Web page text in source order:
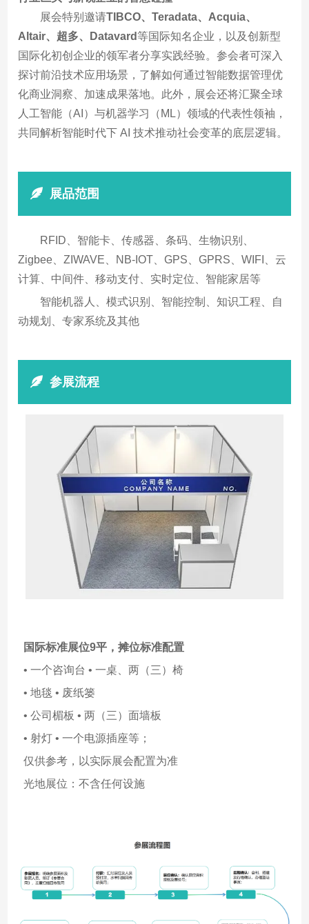
展会特别邀请TIBCO、Teradata、Acquia、
Altair、超多、Datavard 等国际知名企业，以及创新型
国际化初创企业的领军者分享实践经验。参会者可深入
探讨前沿技术应用场景，了解如何通过智能数据管理优
化商业洞察、加速成果落地。此外，展会还将汇聚全球
人工智能（AI）与机器学习（ML）领域的代表性领袖，
共同解析智能时代下 AI 技术推动社会变革的底层逻辑。
展品范围
RFID、智能卡、传感器、条码、生物识别、
Zigbee、ZIWAVE、NB-IOT、GPS、GPRS、WIFI、云
计算、中间件、移动支付、实时定位、智能家居等
智能机器人、模式识别、智能控制、知识工程、自
动规划、专家系统及其他
参展流程
国际标准展位9平，摊位标准配置
• 一个咨询台 • 一桌、两（三）椅
• 地毯 • 废纸篓
• 公司楣板 • 两（三）面墙板
• 射灯 • 一个电源插座等；
仅供参考，以实际展会配置为准
光地展位：不含任何设施